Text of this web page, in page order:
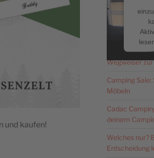
und kaufen!
NEUESTE
Caravan
Wegweiser
Camping Sale:
Möbeln
Cadac
deinem
Welches nur?
Entscheidung
Facebook